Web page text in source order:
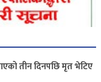
तीन दिनपछि मृत भेटिए